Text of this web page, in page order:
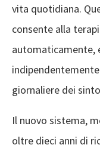
vita quotidiana.
consente alla
automaticamente,
giornaliere dei
Il nuovo sistema,
oltre dieci anni di